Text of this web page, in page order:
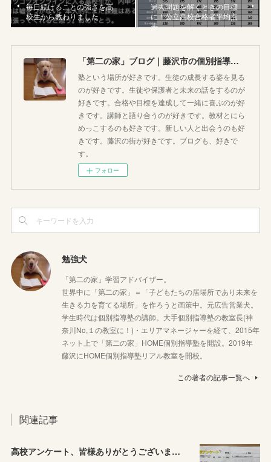
毎日続けることの強さを高
校生から教わりました
過去問題を解くときの目標
に！公立高校合格者平均点
表
「第二の家」ブログ｜藤沢市の個別指導塾のお話
塾という場所が好きです。生徒の成長する姿を見る
のが好きです。生徒や保護者と未来の話をするのが
好きです。合格や目標を達成して一緒に喜ぶのが好
きです。講師と語り合うのが好きです。教材とにら
めっこするのも好きです。新しい人と出会うのも好
きです。藤沢の街が好きです。ブログも、好きで
す。
フォロー
勉強犬
「第二の家」学習アドバイザー。
世界中に「第二の家」＝「子どもたちの居場所であり未来を
生きる力を育てる場所」を作ろうと画策中。元広告営業犬。
学生時代は個別指導塾の講師。大手個別指導塾の教室長(神
奈川No,１の教室に！)・エリアマネージャーを経て、2015年
ネット上で「第二の家」HOME個別指導塾を開設。2019年
藤沢にHOME個別指導塾リアル教室を開校。
この著者の記事一覧へ
関連記事
高校アンケート、皆様ありがとうございました！